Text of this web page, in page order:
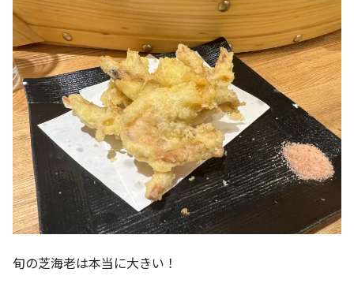
旬の芝海老は本当に大きい！